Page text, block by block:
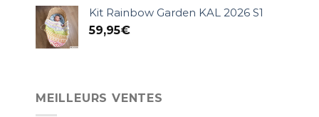
Kit Rainbow Garden KAL 2026 S1
59,95€
MEILLEURS VENTES